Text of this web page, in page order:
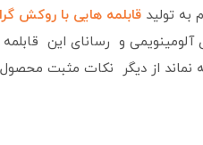
به تولید قابلمه هایی با روکش
آلومینویمی و رسانای این
نماند از دیگر نکات مثبت